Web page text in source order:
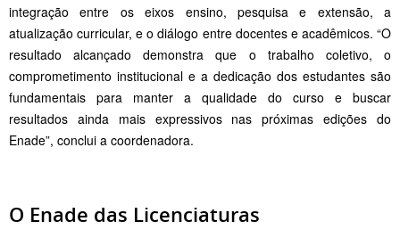
integração entre os eixos ensino, pesquisa e extensão, a
atualização curricular, e o diálogo entre docentes e acadêmicos. “O
resultado alcançado demonstra que o trabalho coletivo, o
comprometimento institucional e a dedicação dos estudantes são
fundamentais para manter a qualidade do curso e buscar
resultados ainda mais expressivos nas próximas edições do
Enade”, conclui a coordenadora.
O Enade das Licenciaturas